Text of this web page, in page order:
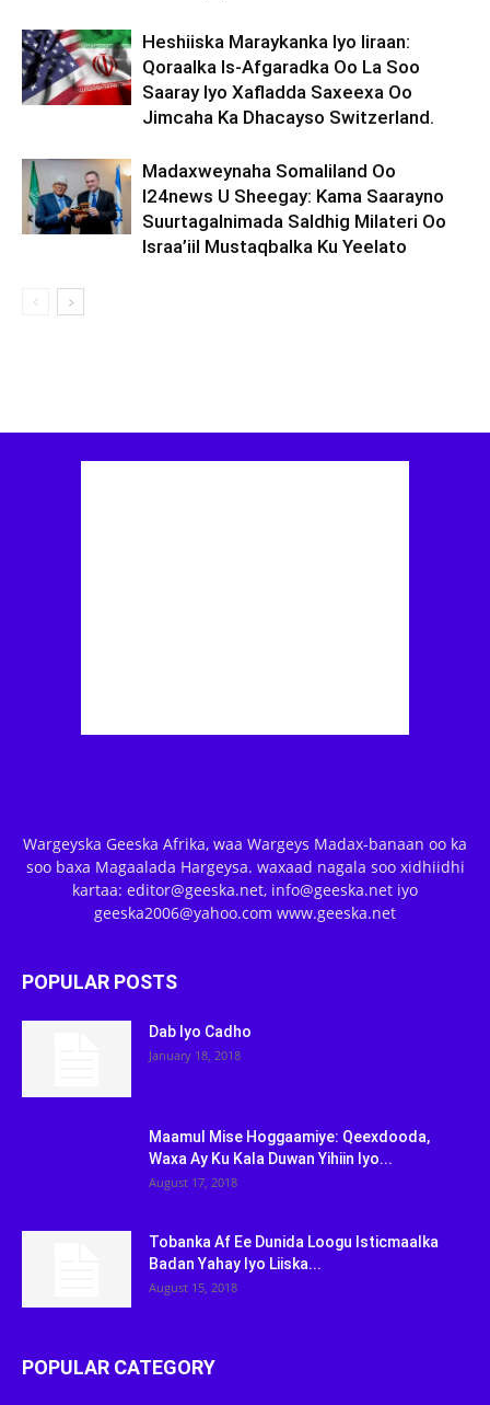
Heshiiska Maraykanka Iyo Iiraan:
Qoraalka Is-Afgaradka Oo La Soo
Saaray Iyo Xafladda Saxeexa Oo
Jimcaha Ka Dhacayso Switzerland.
Madaxweynaha Somaliland Oo
I24news U Sheegay: Kama Saarayno
Suurtagalnimada Saldhig Milateri Oo
Israa’iil Mustaqbalka Ku Yeelato
Wargeyska Geeska Afrika, waa Wargeys Madax-banaan oo ka
soo baxa Magaalada Hargeysa. waxaad nagala soo xidhiidhi
kartaa: editor@geeska.net, info@geeska.net iyo
geeska2006@yahoo.com www.geeska.net
POPULAR POSTS
Dab Iyo Cadho
January 18, 2018
Maamul Mise Hoggaamiye: Qeexdooda,
Waxa Ay Ku Kala Duwan Yihiin Iyo...
August 17, 2018
Tobanka Af Ee Dunida Loogu Isticmaalka
Badan Yahay Iyo Liiska...
August 15, 2018
POPULAR CATEGORY